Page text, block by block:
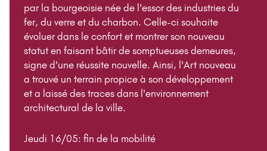
par la bourgeoisie née de l'essor des industries du
fer, du verre et du charbon. Celle-ci souhaite
évoluer dans le confort et montrer son nouveau
statut en faisant bâtir de somptueuses demeures,
signe d'une réussite nouvelle. Ainsi, l'Art nouveau
a trouvé un terrain propice à son développement
et a laissé des traces dans l'environnement
architectural de la ville.
Jeudi 16/05: fin de la mobilité